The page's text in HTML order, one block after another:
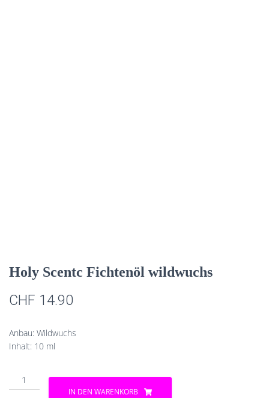
Holy Scentc Fichtenöl wildwuchs
CHF 14.90
Anbau: Wildwuchs
Inhalt: 10 ml
Holy
Scentc
IN DEN WARENKORB